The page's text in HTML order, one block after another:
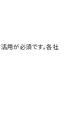
用が必須です。各社